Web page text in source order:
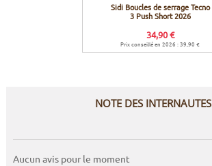
Sidi Boucles de serrage Tecno
3 Push Short 2026
34,90 €
Prix conseillé en 2026 : 39,90 €
NOTE DES INTERNAUTES
Aucun avis pour le moment